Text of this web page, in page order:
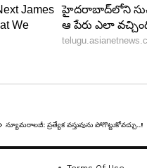
ప్రత్యేక సమావేశం ఉంటే,
చాలా జాగ్రత్తగా
వ్యాపార కార్యకలాపాలపై
న్యూమరాలజీ: ప్రత్యేక వస్తువును పోగొట్టుకోవచ్చు..!